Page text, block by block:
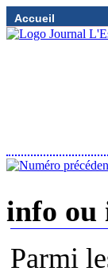
Accueil
info ou
Parmi